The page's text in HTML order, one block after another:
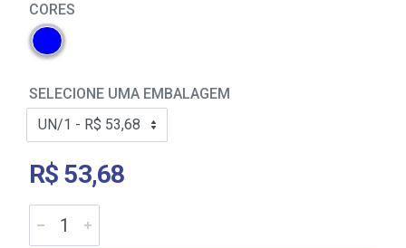
CORES
SELECIONE UMA EMBALAGEM
R$ 53,68